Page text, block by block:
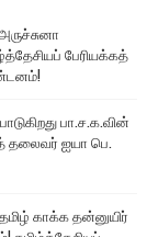
பேரியக்கத்
பா.ச.க.வின்
தலைவர் ஐயா பெ.
காக்க தன்னுயிர்